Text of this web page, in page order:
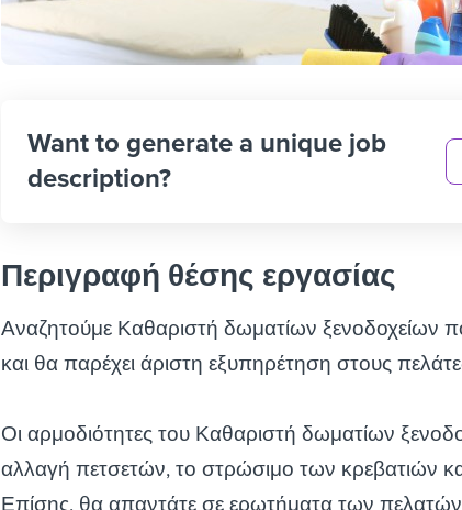
Want to generate a unique job
description?
Περιγραφή θέσης εργασίας
Αναζητούμε Καθαριστή δωματίων ξενοδοχείων
και θα παρέχει άριστη εξυπηρέτηση στους
Οι αρμοδιότητες του Καθαριστή δωματίων
αλλαγή πετσετών, το στρώσιμο των κρεβατιών
Επίσης, θα απαντάτε σε ερωτήματα των πελατών